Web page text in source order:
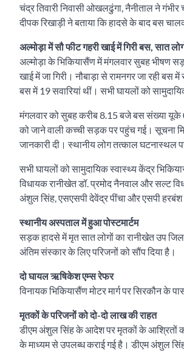
चंद्र तिवारी निवासी ओखलढुंगा, नैनीताल ने
दीपक रिखाड़ी ने बताया कि हादसे के बाद बस
अल्मोड़ा में सौ फीट गहरी खाई में गिरी बस, सात
अल्मोड़ा के भिकियासैंण में मंगलवार सुबह भीषण
खाई में जा गिरी। नौबाड़ा से रामनगर जा रही
बस में 19 सवारियां थीं। सभी घायलों को
मंगलवार को सुबह करीब 8.15 बजे बस संख्या यूके
को जाने वाली कच्ची सड़क पर पहुंच गई। सूचना
जानकारी दी। स्थानीय लोग तत्काल
सभी घायलों को सामुदायिक स्वास्थ्य केंद्र
विधायक रानीखेत डॉ. प्रमोद नैनवाल और सल्ट
अंशुल सिंह, एसएसपी देवेंद्र पींचा और एसपी हरबंश
स्थानीय अस्पताल में हुआ पोस्टमार्टम
सड़क हादसे में मृत सात लोगों का रानीखेत उप
अंतिम संस्कार के लिए परिजनों को सौंप दिया है।
दो घायल ऋषिकेश एम्स रेफर
विनायक भिकियासैंण मोटर मार्ग पर सिरकौन के
मृतकों के परिजनों को दो-दो लाख की राहत
डीएम अंशुल सिंह के आदेश पर मृतकों के आश्रितों
के माध्यम से उपलब्ध कराई गई है। डीएम अंशुल